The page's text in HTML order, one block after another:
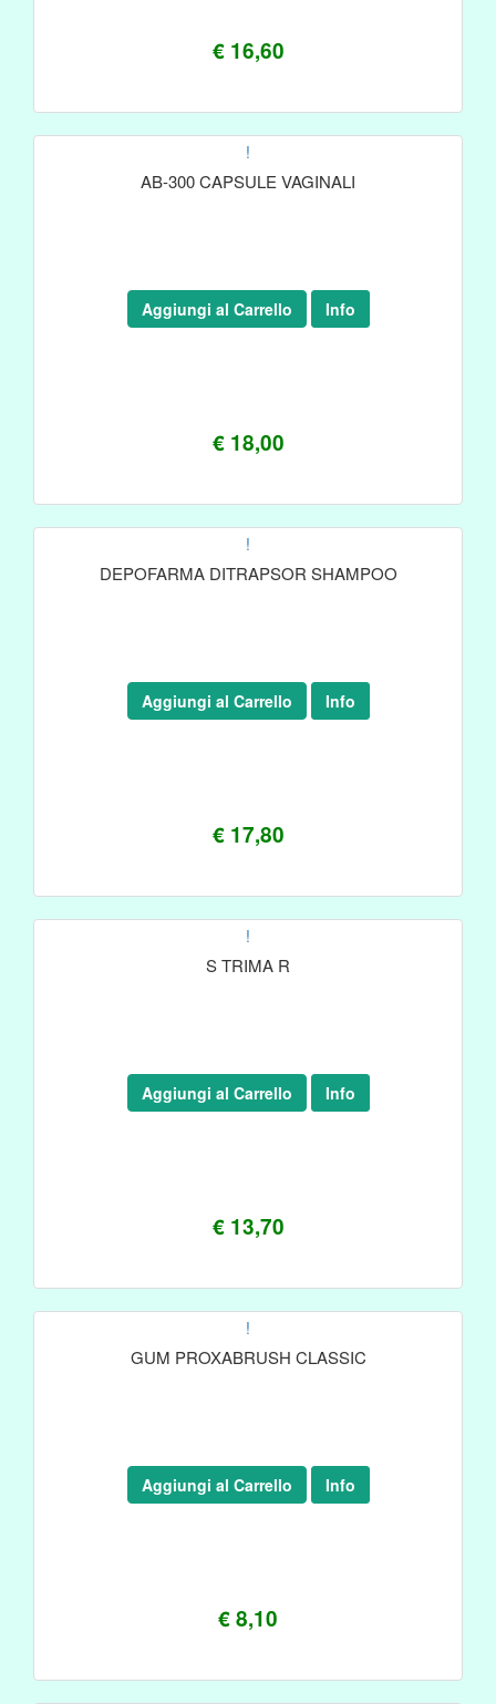
€ 16,60
!
AB-300 CAPSULE VAGINALI
€ 18,00
Aggiungi al Carrello Info
!
DEPOFARMA DITRAPSOR SHAMPOO
€ 17,80
Aggiungi al Carrello Info
!
S TRIMA R
€ 13,70
Aggiungi al Carrello Info
!
GUM PROXABRUSH CLASSIC
€ 8,10
Aggiungi al Carrello Info